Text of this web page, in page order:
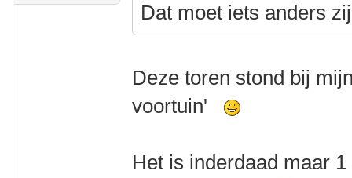
Dat moet iets anders
Deze toren stond bij
voortuin'
Het is inderdaad maar